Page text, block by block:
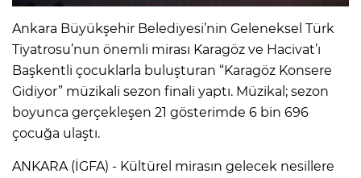
Ankara Büyükşehir Belediyesi’nin Geleneksel Türk
Tiyatrosu’nun önemli mirası Karagöz ve Hacivat’ı
Başkentli çocuklarla buluşturan “Karagöz Konsere
Gidiyor” müzikali sezon finali yaptı. Müzikal; sezon
boyunca gerçekleşen 21 gösterimde 6 bin 696
çocuğa ulaştı.
ANKARA (İGFA) - Kültürel mirasın gelecek nesillere